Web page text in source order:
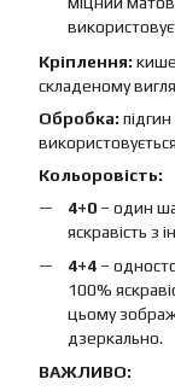
Кріплення:
складеному
Обробка:
Кольоровість:
4+0 – один
яскравість з
4+4 –
100%
цьому
дзеркально.
ВАЖЛИВО: